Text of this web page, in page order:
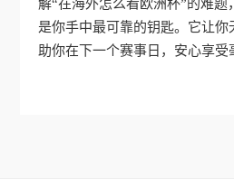
解“在海外怎么看欧洲杯”的难
是你手中最可靠的钥匙。它让
助你在下一个赛事日，安心享受